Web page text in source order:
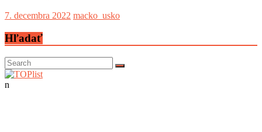
7. decembra 2022 macko_usko
Hľadať
n